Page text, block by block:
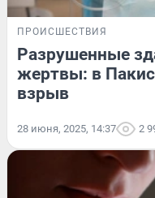
ПРОИСШЕСТВИЯ
Разрушенные
жертвы: в
взрыв
28 июня, 2025, 14:37 2